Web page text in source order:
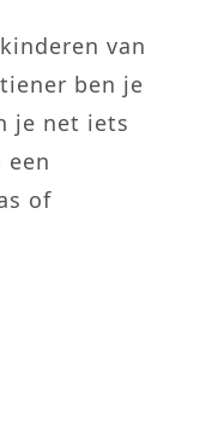
van
ben je
je net iets
een
of